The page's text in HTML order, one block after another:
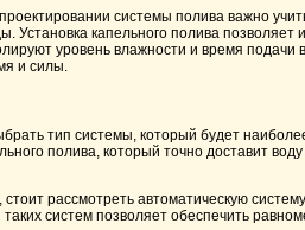
системы полива важно
Установка капельного полива
уровень влажности и время
и силы.
тип системы, который будет
полива, который точно доставит
рассмотреть автоматическую
систем позволяет обеспечить